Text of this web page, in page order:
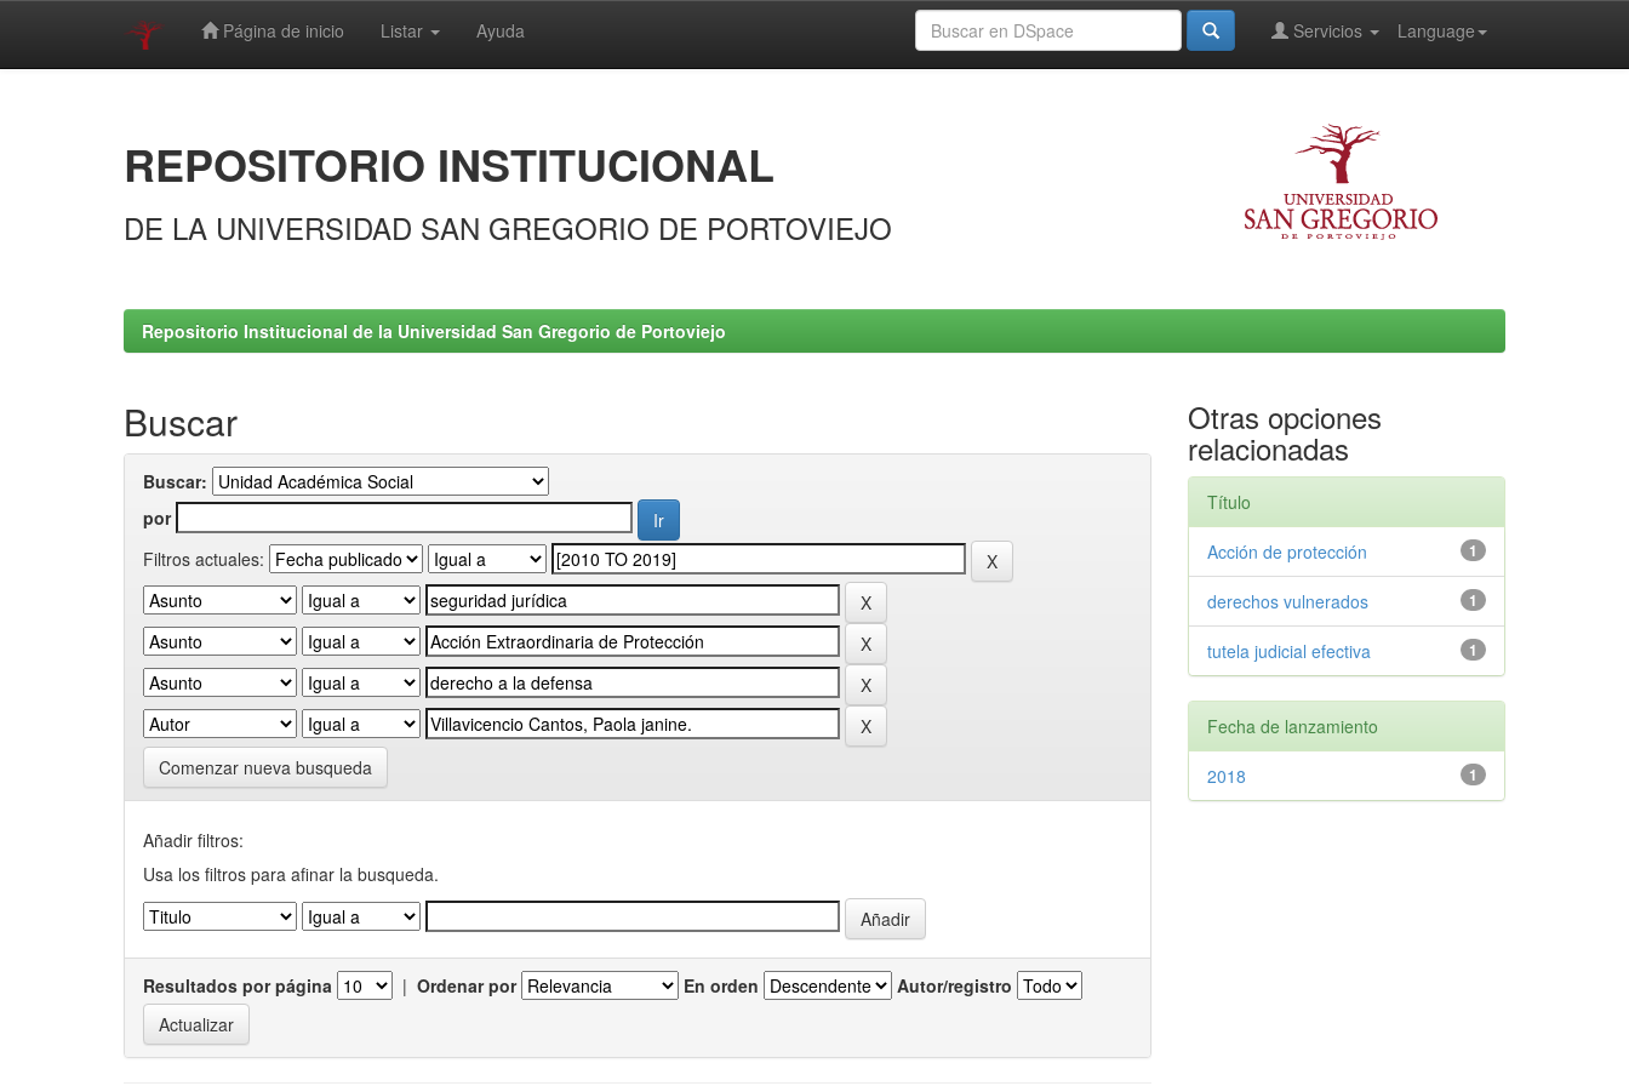
Página de inicio Listar Ayuda Language
Servicios
REPOSITORIO INSTITUCIONAL
DE LA UNIVERSIDAD SAN GREGORIO DE PORTOVIEJO
Repositorio Institucional de la Universidad San Gregorio de Portoviejo
Buscar
Buscar:
por
Filtros actuales:
Comenzar nueva busqueda
Añadir filtros:
Usa los filtros para afinar la busqueda.
Resultados por página | Ordenar por En orden Autor/registro
Otras opciones
relacionadas
Título
1
Acción de protección
1
derechos vulnerados
1
tutela judicial efectiva
Fecha de lanzamiento
1
2018